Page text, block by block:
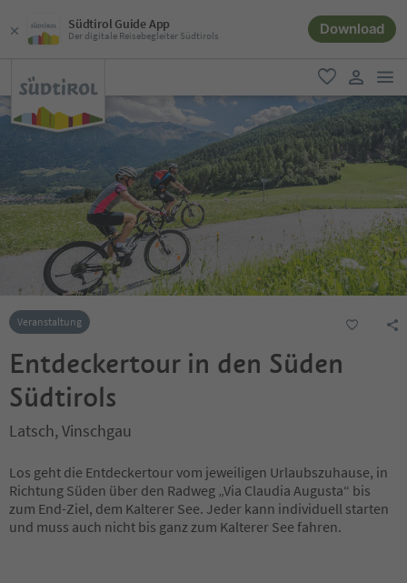
Südtirol Guide App
Der digitale Reisebegleiter Südtirols Download
favorit
user link
Veranstaltung
Entdeckertour in den Süden
Südtirols
Latsch, Vinschgau
Los geht die Entdeckertour vom jeweiligen Urlaubszuhause, in
Richtung Süden über den Radweg „Via Claudia Augusta“ bis
zum End-Ziel, dem Kalterer See. Jeder kann individuell starten
und muss auch nicht bis ganz zum Kalterer See fahren.